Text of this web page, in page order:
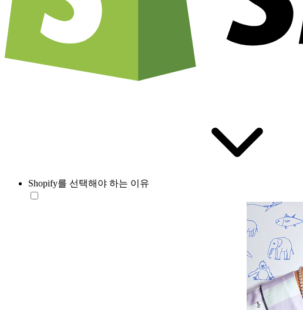
Shopify를 선택해야 하는 이유